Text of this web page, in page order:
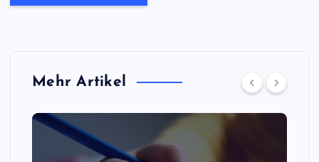
Mehr Artikel